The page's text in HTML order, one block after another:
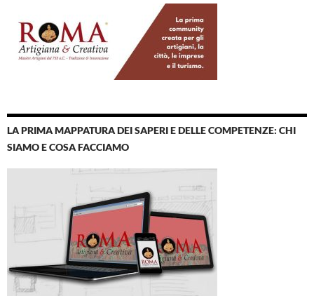
LA PRIMA MAPPATURA DEI SAPERI E DELLE COMPETENZE: CHI
SIAMO E COSA FACCIAMO